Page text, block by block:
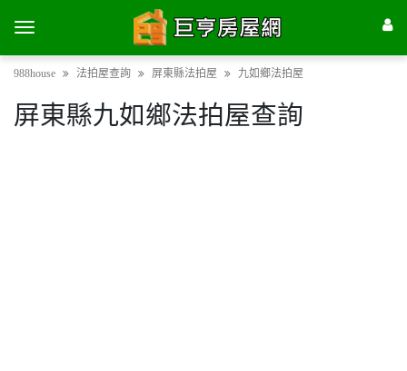
988house 法拍屋查詢 屏東縣法拍屋 九如鄉法拍屋
屏東縣九如鄉法拍屋查詢